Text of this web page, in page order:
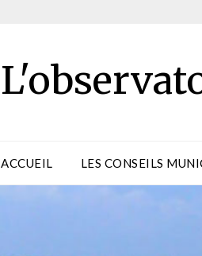
ACCUEIL LES CONSEILS